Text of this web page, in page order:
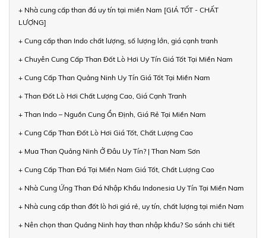
+ Nhà cung cấp than đá uy tín tại miền Nam [GIÁ TỐT - CHẤT
LƯỢNG]
+ Cung cấp than Indo chất lượng, số lượng lớn, giá cạnh tranh
+ Chuyên Cung Cấp Than Đốt Lò Hơi Uy Tín Giá Tốt Tại Miền Nam
+ Cung Cấp Than Quảng Ninh Uy Tín Giá Tốt Tại Miền Nam
+ Than Đốt Lò Hơi Chất Lượng Cao, Giá Cạnh Tranh
+ Than Indo – Nguồn Cung Ổn Định, Giá Rẻ Tại Miền Nam
+ Cung Cấp Than Đốt Lò Hơi Giá Tốt, Chất Lượng Cao
+ Mua Than Quảng Ninh Ở Đâu Uy Tín? | Than Nam Sơn
+ Cung Cấp Than Đá Tại Miền Nam Giá Tốt, Chất Lượng Cao
+ Nhà Cung Ứng Than Đá Nhập Khẩu Indonesia Uy Tín Tại Miền Nam
+ Nhà cung cấp than đốt lò hơi giá rẻ, uy tín, chất lượng tại miền Nam
+ Nên chọn than Quảng Ninh hay than nhập khẩu? So sánh chi tiết